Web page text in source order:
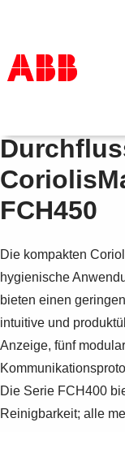
Produkte und
Service
Vertriebspartner
Karriere
FCH450
Die kompakten
hygienische
bieten einen
intuitive und
Anzeige, fünf
Die Serie FCH400
Reinigbarkeit; alle